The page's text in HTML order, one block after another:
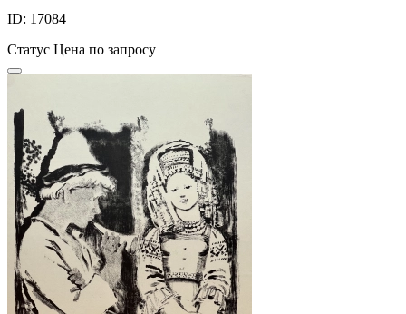
ID: 17084
Статус Цена по запросу